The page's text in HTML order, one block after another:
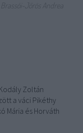
Brassói-Jőrös Andrea
Zoltán
a váci Pikéthy
Mária és Horváth